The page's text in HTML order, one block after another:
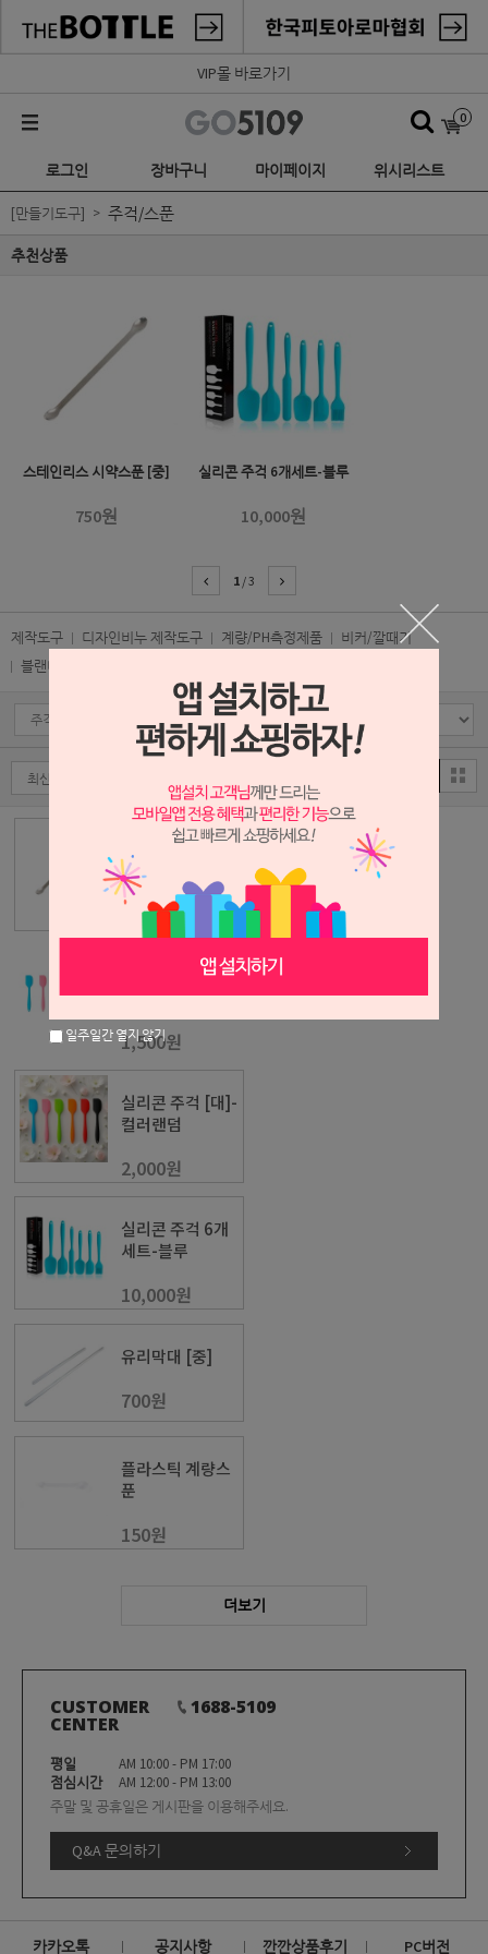
VIP몰 바로가기
0
로그인 장바구니 마이페이지 위시리스트
[만들기도구] 주걱/스푼
추천상품
스테인리스 시약스푼 [중]
750원
실리콘 주걱 6개세트-블루
10,000원
1 /3
제작도구 디자인비누 제작도구 계량/PH측정제품
비커/깔때기
블랜더/핫플레이트
스테인리스 시약
스푼 [중]
750원
실리콘 주걱 [소]-
컬러랜덤
1,500원
실리콘 주걱 [대]-
컬러랜덤
2,000원
실리콘 주걱 6개
세트-블루
10,000원
유리막대 [중]
700원
플라스틱 계량스
푼
150원
더보기
CUSTOMER
CENTER
1688-5109
평일
AM 10:00 - PM 17:00
점심시간
AM 12:00 - PM 13:00
주말 및 공휴일은 게시판을 이용해주세요.
Q&A 문의하기
카카오톡 공지사항 깐깐상품후기 PC버전
일주일간 열지 않기